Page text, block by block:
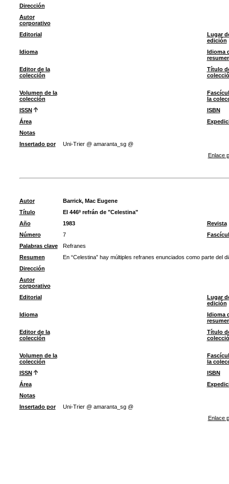
Dirección
Autor
corporativo
Editorial
Lugar
edición
Idioma
Idioma
Editor de la
colección
Título
Volumen de la
colección
la
ISSN
ISBN
Área
Notas
Insertado por
Uni-Trier @ amaranta_sg @
Enlace
Autor
Barrick, Mac Eugene
Título
El 446º refrán de "Celestina"
Año
1983
Revista
Número
7
Palabras clave
Refranes
Resumen
En “Celestina” hay múltiples refranes enunciados como parte
Dirección
Autor
corporativo
Editorial
Lugar
edición
Idioma
Idioma
Editor de la
colección
Título
Volumen de la
colección
la
ISSN
ISBN
Área
Notas
Insertado por
Uni-Trier @ amaranta_sg @
Enlace